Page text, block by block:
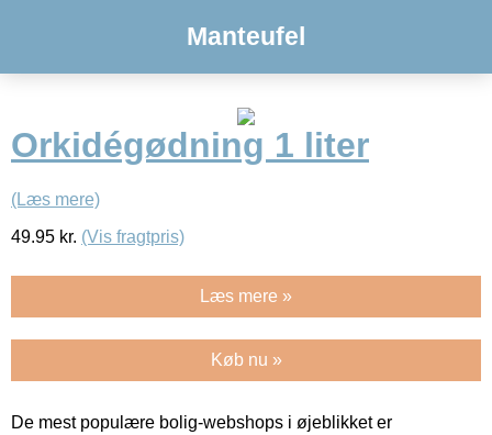
Manteufel
Orkidégødning 1 liter
(Læs mere)
49.95 kr. (Vis fragtpris)
Læs mere »
Køb nu »
De mest populære bolig-webshops i øjeblikket er